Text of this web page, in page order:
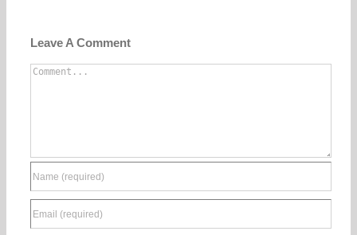
Leave A Comment
Comment